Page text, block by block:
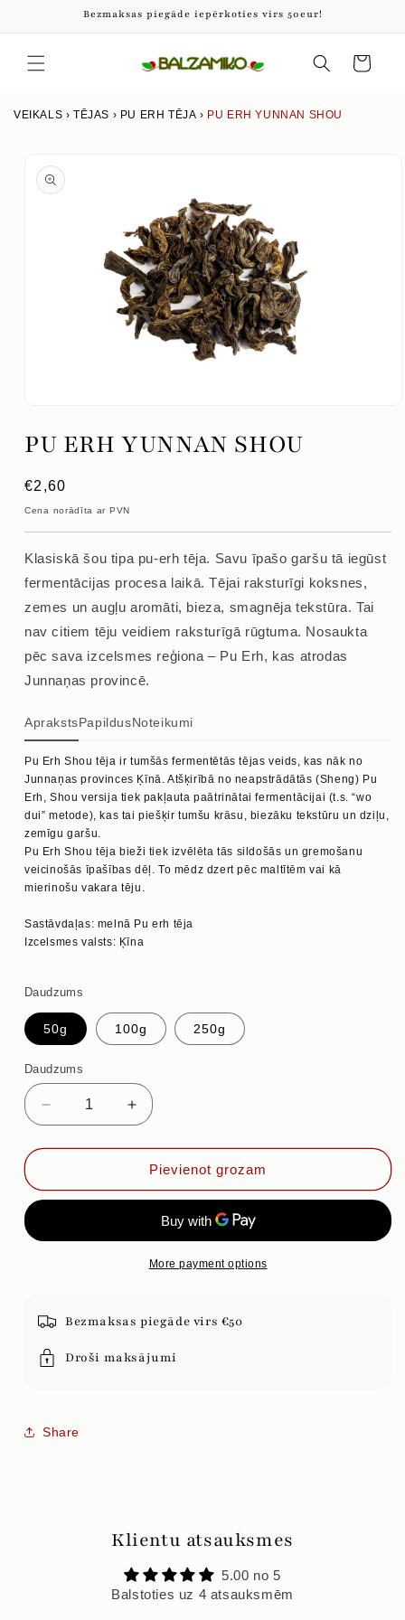
saturu
Bezmaksas piegāde iepērkoties virs 50eur!
grozs
VEIKALS ›TĒJAS › PU ERH TĒJA › PU ERH YUNNAN SHOU
produkta
informāciju
1
modālajā
PU ERH YUNNAN SHOU
Parastā
cena
€2,60
Cena norādīta ar PVN
Klasiskā šou tipa pu-erh tēja. Savu īpašo garšu tā iegūst
fermentācijas procesa laikā. Tējai raksturīgi koksnes,
zemes un augļu aromāti, bieza, smagnēja tekstūra. Tai
nav citiem tēju veidiem raksturīgā rūgtuma. Nosaukta
pēc sava izcelsmes reģiona – Pu Erh, kas atrodas
Junnaņas provincē.
AprakstsPapildusNoteikumi
Pu Erh Shou tēja ir tumšās fermentētās tējas veids, kas nāk no
Junnaņas provinces Ķīnā. Atšķirībā no neapstrādātās (Sheng) Pu
Erh, Shou versija tiek pakļauta paātrinātai fermentācijai (t.s. “wo
dui” metode), kas tai piešķir tumšu krāsu, biezāku tekstūru un dziļu,
zemīgu garšu.
Pu Erh Shou tēja bieži tiek izvēlēta tās sildošās un gremošanu
veicinošās īpašības dēļ. To mēdz dzert pēc maltītēm vai kā
mierinošu vakara tēju.
Sastāvdaļas: melnā Pu erh tēja
Izcelsmes valsts: Ķīna
Daudzums
50g 100g 250g
Daudzums
Samazināt
daudzumu
priekš
ERH
Palielināt
daudzumu
priekš
PU
ERH
SHOU
Pievienot grozam
More payment options
Bezmaksas piegāde virs €50
Droši maksājumi
Share
Klientu atsauksmes
5.00 no 5
Balstoties uz 4 atsauksmēm